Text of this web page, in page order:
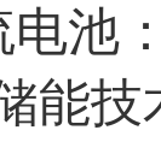
电池
能